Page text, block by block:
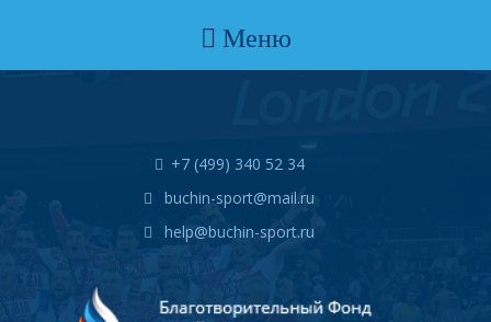
Меню
+7 (499) 340 52 34
buchin-sport@mail.ru
help@buchin-sport.ru